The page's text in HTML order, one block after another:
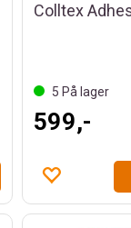
5 På lager
599,-